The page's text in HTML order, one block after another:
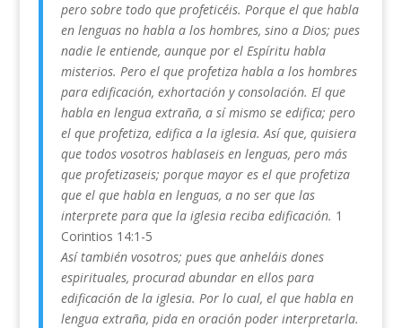
pero sobre todo que profeticéis. Porque el que habla
en lenguas no habla a los hombres, sino a Dios; pues
nadie le entiende, aunque por el Espíritu habla
misterios. Pero el que profetiza habla a los hombres
para edificación, exhortación y consolación. El que
habla en lengua extraña, a sí mismo se edifica; pero
el que profetiza, edifica a la iglesia. Así que, quisiera
que todos vosotros hablaseis en lenguas, pero más
que profetizaseis; porque mayor es el que profetiza
que el que habla en lenguas, a no ser que las
interprete para que la iglesia reciba edificación. 1
Corintios 14:1-5
Así también vosotros; pues que anheláis dones
espirituales, procurad abundar en ellos para
edificación de la iglesia. Por lo cual, el que habla en
lengua extraña, pida en oración poder interpretarla.